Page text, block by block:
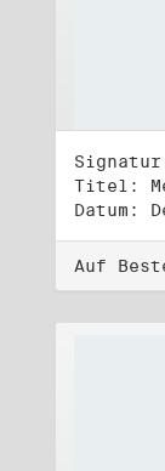
Titel:
Datum:
Auf